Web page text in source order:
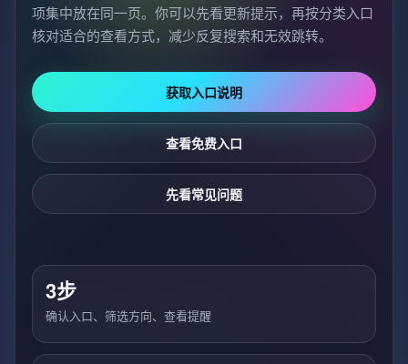
项集中放在同一页。你可以先看更新提示，再按分类入口
核对适合的查看方式，减少反复搜索和无效跳转。
获取入口说明
查看免费入口
先看常见问题
3步
确认入口、筛选方向、查看提醒